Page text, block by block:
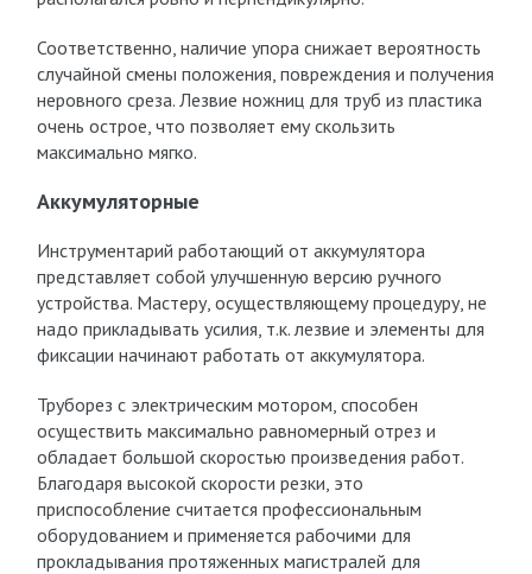
Соответственно, наличие упора снижает вероятность
случайной смены положения, повреждения и получения
неровного среза. Лезвие ножниц для труб из пластика
очень острое, что позволяет ему скользить
максимально мягко.
Аккумуляторные
Инструментарий работающий от аккумулятора
представляет собой улучшенную версию ручного
устройства. Мастеру, осуществляющему процедуру, не
надо прикладывать усилия, т.к. лезвие и элементы для
фиксации начинают работать от аккумулятора.
Труборез с электрическим мотором, способен
осуществить максимально равномерный отрез и
обладает большой скоростью произведения работ.
Благодаря высокой скорости резки, это
приспособление считается профессиональным
оборудованием и применяется рабочими для
прокладывания протяженных магистралей для